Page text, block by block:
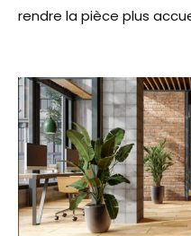
rendre la pièce plus